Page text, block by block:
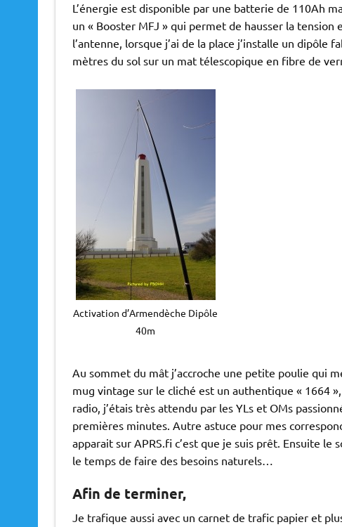
L’énergie est disponible par une batterie de 110Ah
un « Booster MFJ » qui permet de hausser la
l’antenne, lorsque j’ai de la place j’installe un
mètres du sol sur un mat télescopique en fibre de
Activation d’Armendèche Dipôle
40m
Au sommet du mât j’accroche une petite poulie qui
mug vintage sur le cliché est un authentique « 1664
radio, j’étais très attendu par les YLs et OMs
premières minutes. Autre astuce pour mes
apparait sur APRS.fi c’est que je suis prêt. Ensuite le
le temps de faire des besoins naturels…
Afin de terminer,
Je trafique aussi avec un carnet de trafic papier et